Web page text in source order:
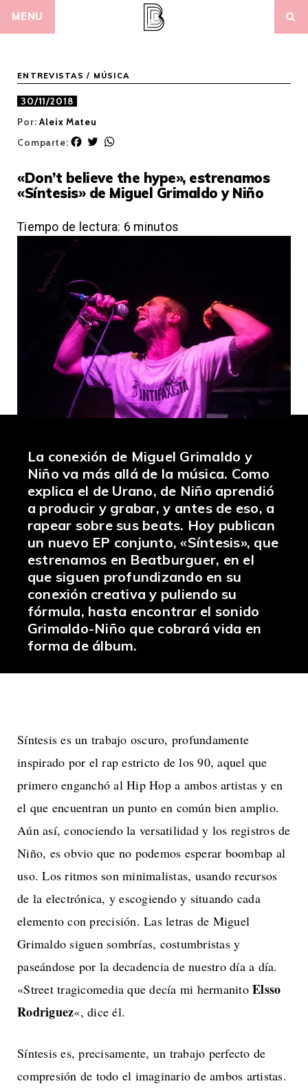
MENU
ENTREVISTAS / MÚSICA
30/11/2018
Por:Aleix Mateu
Comparte:
F
e
b
o
k
T
t
t
r
t
s
p
p
«Don’t believe the hype», estrenamos
«Síntesis» de Miguel Grimaldo y Niño
Tiempo de lectura: 6 minutos
La conexión de Miguel Grimaldo y
Niño va más allá de la música. Como
explica el de Urano, de Niño aprendió
a producir y grabar, y antes de eso, a
rapear sobre sus beats. Hoy publican
un nuevo EP conjunto, «Síntesis», que
estrenamos en Beatburguer, en el
que siguen profundizando en su
conexión creativa y puliendo su
fórmula, hasta encontrar el sonido
Grimaldo-Niño que cobrará vida en
forma de álbum.
Síntesis es un trabajo oscuro, profundamente
inspirado por el rap estricto de los 90, aquel que
primero enganchó al Hip Hop a ambos artistas y en
el que encuentran un punto en común bien amplio.
Aún así, conociendo la versatilidad y los registros de
Niño, es obvio que no podemos esperar boombap al
uso. Los ritmos son minimalistas, usando recursos
de la electrónica, y escogiendo y situando cada
elemento con precisión. Las letras de Miguel
Grimaldo siguen sombrías, costumbristas y
paseándose por la decadencia de nuestro día a día.
«Street tragicomedia que decía mi hermanito Elsso
Rodriguez«, dice él.
Síntesis es, precisamente, un trabajo perfecto de
compresión de todo el imaginario de ambos artistas.